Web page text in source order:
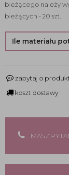
bieżącego należy
bieżących - 20 szt.
Ile materiału
zapytaj o produkt
koszt dostawy
MASZ